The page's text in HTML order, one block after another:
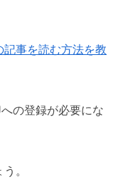
事を読む方法を教
の登録が必要にな
。